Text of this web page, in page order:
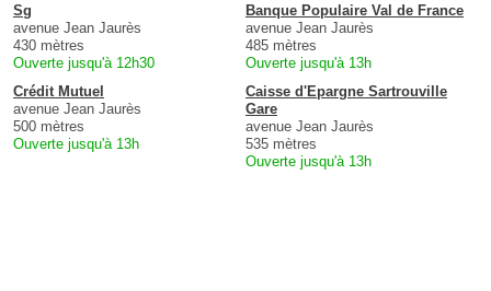
Sg
avenue Jean Jaurès
430 mètres
Ouverte jusqu'à 12h30
Banque Populaire Val de France
avenue Jean Jaurès
485 mètres
Ouverte jusqu'à 13h
Crédit Mutuel
avenue Jean Jaurès
500 mètres
Ouverte jusqu'à 13h
Caisse d'Epargne Sartrouville
Gare
avenue Jean Jaurès
535 mètres
Ouverte jusqu'à 13h